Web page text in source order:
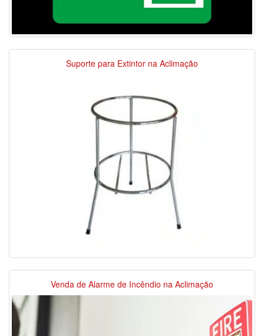
Suporte para Extintor na Aclimação
Venda de Alarme de Incêndio na Aclimação